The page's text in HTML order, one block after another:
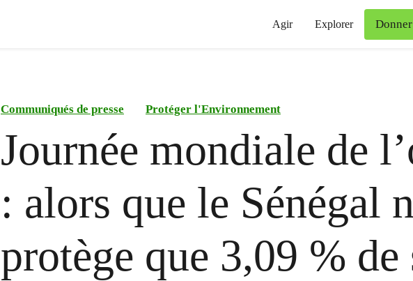
Agir Explorer Donner
Communiqués de presse Protéger l'Environnement
Journée mondiale de
: alors que le Sénégal
protège que 3,09 % de